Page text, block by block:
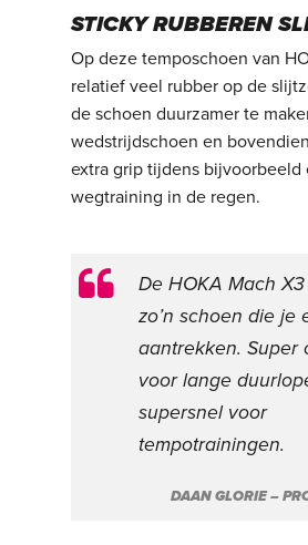
STICKY RUBBEREN
Op deze temposchoen van
relatief veel rubber op de
de schoen duurzamer te
wedstrijdschoen en
extra grip tijdens bijvoorbeeld
wegtraining in de regen.
De HOKA Mach
zo’n schoen die je
aantrekken. Super
voor lange
supersnel voor
tempotrainingen.
DAAN GLORIE –